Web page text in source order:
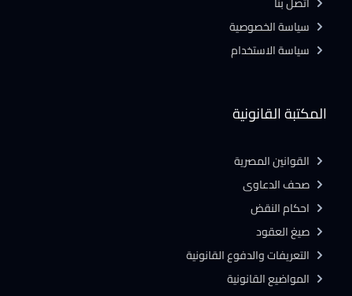
المكتبة القانونية
القوانين المصرية
صحف الدعاوى
احكام النقض
صيغ العقود
التعريفات والدفوع القانونية
المواضيع القانونية
سياسة الخصوصية
سياسة الاستخدام